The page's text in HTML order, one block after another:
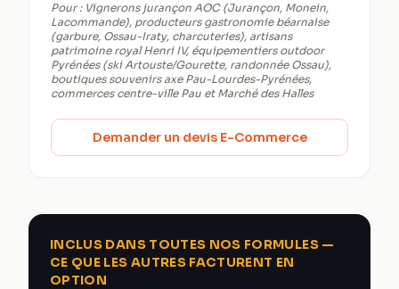
Pour : Vignerons jurançon AOC (Jurançon, Monein,
Lacommande), producteurs gastronomie béarnaise
(garbure, Ossau-Iraty, charcuteries), artisans
patrimoine royal Henri IV, équipementiers outdoor
Pyrénées (ski Artouste/Gourette, randonnée Ossau),
boutiques souvenirs axe Pau-Lourdes-Pyrénées,
commerces centre-ville Pau et Marché des Halles
Demander un devis E-Commerce
INCLUS DANS TOUTES NOS FORMULES —
CE QUE LES AUTRES FACTURENT EN
OPTION